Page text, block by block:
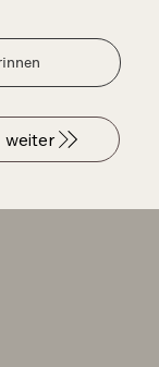
weiter